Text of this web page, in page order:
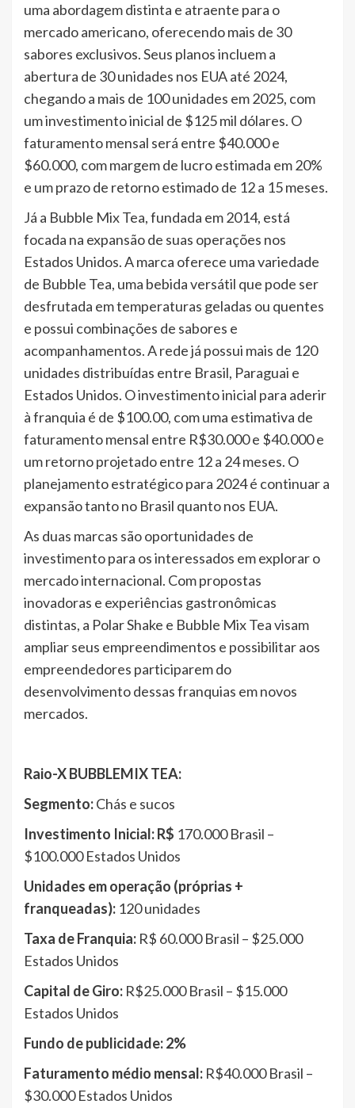
uma abordagem distinta e atraente para o
mercado americano, oferecendo mais de 30
sabores exclusivos. Seus planos incluem a
abertura de 30 unidades nos EUA até 2024,
chegando a mais de 100 unidades em 2025, com
um investimento inicial de $125 mil dólares. O
faturamento mensal será entre $40.000 e
$60.000, com margem de lucro estimada em 20%
e um prazo de retorno estimado de 12 a 15 meses.
Já a Bubble Mix Tea, fundada em 2014, está
focada na expansão de suas operações nos
Estados Unidos. A marca oferece uma variedade
de Bubble Tea, uma bebida versátil que pode ser
desfrutada em temperaturas geladas ou quentes
e possui combinações de sabores e
acompanhamentos. A rede já possui mais de 120
unidades distribuídas entre Brasil, Paraguai e
Estados Unidos. O investimento inicial para aderir
à franquia é de $100.00, com uma estimativa de
faturamento mensal entre R$30.000 e $40.000 e
um retorno projetado entre 12 a 24 meses. O
planejamento estratégico para 2024 é continuar a
expansão tanto no Brasil quanto nos EUA.
As duas marcas são oportunidades de
investimento para os interessados em explorar o
mercado internacional. Com propostas
inovadoras e experiências gastronômicas
distintas, a Polar Shake e Bubble Mix Tea visam
ampliar seus empreendimentos e possibilitar aos
empreendedores participarem do
desenvolvimento dessas franquias em novos
mercados.
Raio-X BUBBLEMIX TEA:
Segmento:Chás e sucos
Investimento Inicial: R$ 170.000 Brasil –
$100.000 Estados Unidos
Unidades em operação (próprias +
franqueadas): 120 unidades
Taxa de Franquia: R$ 60.000 Brasil – $25.000
Estados Unidos
Capital de Giro: R$25.000 Brasil – $15.000
Estados Unidos
Fundo de publicidade: 2%
Faturamento médio mensal: R$40.000 Brasil –
$30.000 Estados Unidos